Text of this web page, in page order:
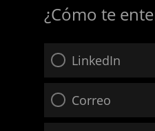
¿Cómo te
LinkedIn
Correo